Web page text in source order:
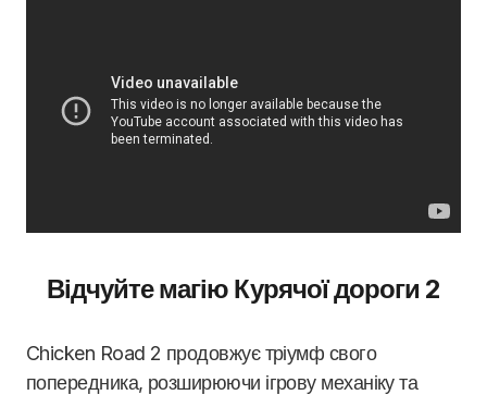
Відчуйте магію Курячої дороги 2
Chicken Road 2 продовжує тріумф свого
попередника, розширюючи ігрову механіку та